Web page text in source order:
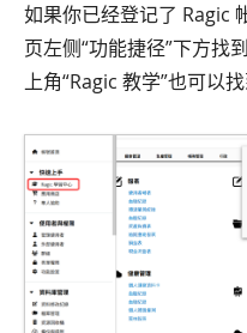
如果你已经登记了 Ragic
页左侧“功能捷径”下方找
上角“Ragic 教学”也可以